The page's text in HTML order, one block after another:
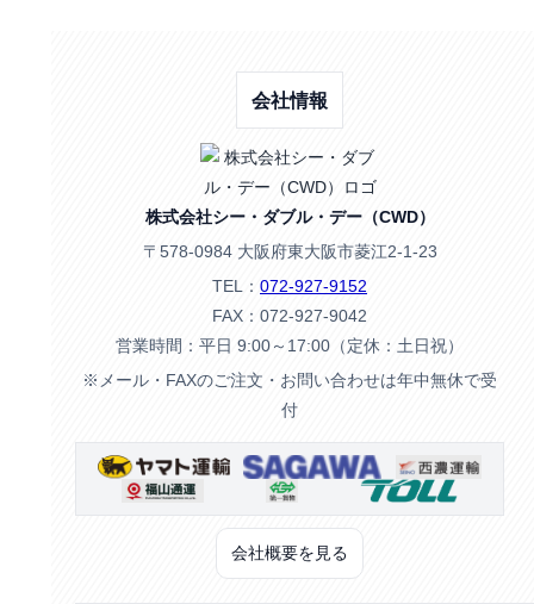
会社情報
株式会社シー・ダブル・デー（CWD）
〒578-0984 大阪府東大阪市菱江2-1-23
TEL： 072-927-9152
FAX：072-927-9042
営業時間：平日 9:00～17:00（定休：土日祝）
※メール・FAXのご注文・お問い合わせは年中無休で受
付
会社概要を見る